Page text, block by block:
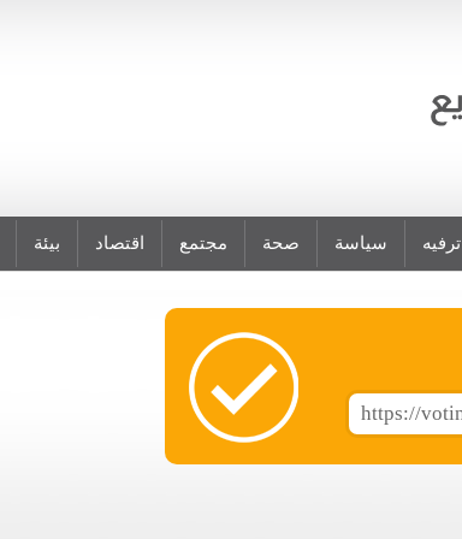
ترفيه سياسة صحة مجتمع اقتصاد بيئة